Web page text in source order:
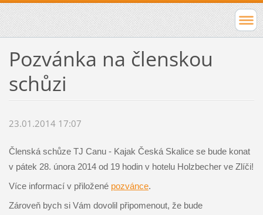
Pozvánka na členskou
schůzi
23.01.2014 17:07
Členská schůze TJ Canu - Kajak Česká Skalice se bude konat
v pátek 28. února 2014 od 19 hodin v hotelu Holzbecher ve Zlíči!
Více informací v přiložené pozvánce.
Zároveň bych si Vám dovolil připomenout, že bude